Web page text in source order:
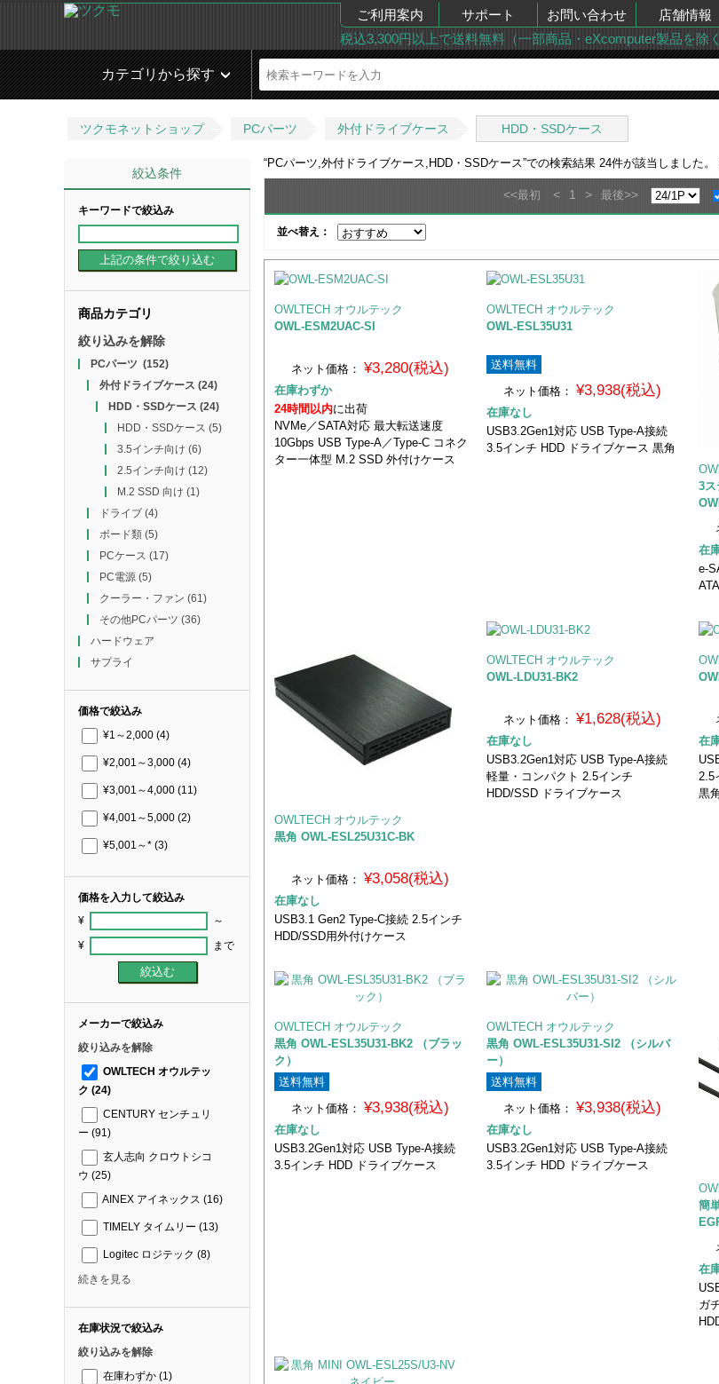
ご利用案内 サポート お問い合わせ 店舗情報
税込3,300円以上で送料無料（一部商品・eXcomputer製品を除く
カテゴリから探す
ツクモネットショップ PCパーツ 外付ドライブケース HDD・SSDケース
絞込条件
キーワードで絞込み
商品カテゴリ
絞り込みを解除
PCパーツ (152)
外付ドライブケース (24)
HDD・SSDケース (24)
HDD・SSDケース (5)
3.5インチ向け (6)
2.5インチ向け (12)
M.2 SSD 向け (1)
ドライブ(4)
ボード類(5)
PCケース (17)
PC電源(5)
クーラー・ファン (61)
その他PCパーツ (36)
ハードウェア
サプライ
価格で絞込み
¥1～2,000 (4)
¥2,001～3,000 (4)
¥3,001～4,000 (11)
¥4,001～5,000 (2)
¥5,001～* (3)
価格を入力して絞込み
¥ ～
¥ まで
メーカーで絞込み
絞り込みを解除
OWLTECH オウルテッ
ク (24)
CENTURY センチュリ
ー (91)
玄人志向 クロウトシコ
ウ (25)
AINEX アイネックス (16)
TIMELY タイムリー (13)
Logitec ロジテック (8)
続きを見る
在庫状況で絞込み
絞り込みを解除
在庫わずか (1)
“PCパーツ,外付ドライブケース,HDD・SSDケース”での検索結果 24件が該当しました。
<<最初 < 1 > 最後>>
並べ替え：
OWLTECH オウルテック
OWL-ESM2UAC-SI
ネット価格： ¥3,280(税込)
在庫わずか
24時間以内に出荷
NVMe／SATA対応 最大転送速度
10Gbps USB Type-A／Type-C コネク
ター一体型 M.2 SSD 外付けケース
OWLTECH オウルテック
OWL-ESL35U31
送料無料
ネット価格： ¥3,938(税込)
在庫なし
USB3.2Gen1対応 USB Type-A接続
3.5インチ HDD ドライブケース 黒角
3ス
在
e-
OWLTECH オウルテック
黒角 OWL-ESL25U31C-BK
ネット価格： ¥3,058(税込)
在庫なし
USB3.1 Gen2 Type-C接続 2.5インチ
HDD/SSD用外付けケース
OWLTECH オウルテック
OWL-LDU31-BK2
ネット価格： ¥1,628(税込)
在庫なし
USB3.2Gen1対応 USB Type-A接続
軽量・コンパクト 2.5インチ
HDD/SSD ドライブケース
在
2.5
黒角
OWLTECH オウルテック
黒角 OWL-ESL35U31-BK2 （ブラッ
ク）
送料無料
ネット価格： ¥3,938(税込)
在庫なし
USB3.2Gen1対応 USB Type-A接続
3.5インチ HDD ドライブケース
OWLTECH オウルテック
黒角 OWL-ESL35U31-SI2 （シルバ
ー）
送料無料
ネット価格： ¥3,938(税込)
在庫なし
USB3.2Gen1対応 USB Type-A接続
3.5インチ HDD ドライブケース
簡
在
ガ